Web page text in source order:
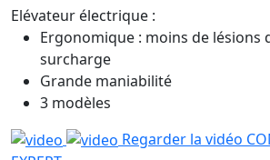
Elévateur électrique :
Ergonomique : moins de lésions
surcharge
Grande maniabilité
3 modèles
Regarder la vidéo